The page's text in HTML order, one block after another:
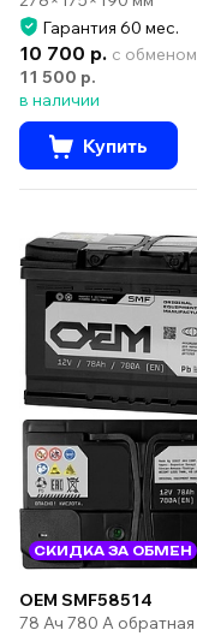
Гарантия 60 мес.
10 700 р. с обменом
11 500 р.
в наличии
Купить
СКИДКА ЗА ОБМЕН
OEM SMF58514
78 Ач 780 А обратная